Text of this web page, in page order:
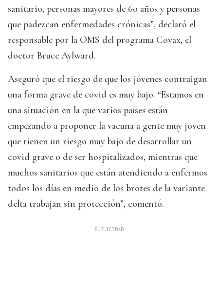
sanitario, personas mayores de 60 años y personas
que padezcan enfermedades crónicas”, declaró el
responsable por la OMS del programa Covax, el
doctor Bruce Aylward.
Aseguró que el riesgo de que los jóvenes contraigan
una forma grave de covid es muy bajo. “Estamos en
una situación en la que varios países están
empezando a proponer la vacuna a gente muy joven
que tienen un riesgo muy bajo de desarrollar un
covid grave o de ser hospitalizados, mientras que
muchos sanitarios que están atendiendo a enfermos
todos los días en medio de los brotes de la variante
delta trabajan sin protección”, comentó.